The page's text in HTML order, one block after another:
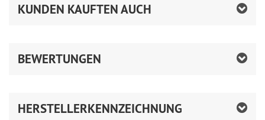
KUNDEN KAUFTEN AUCH
BEWERTUNGEN
HERSTELLERKENNZEICHNUNG